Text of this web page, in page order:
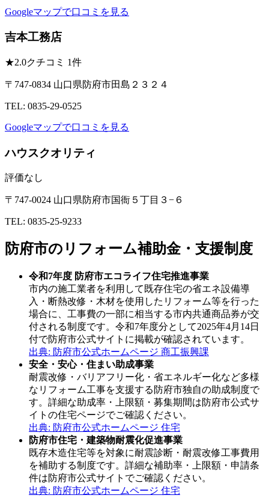
Googleマップで口コミを見る
吉本工務店
★2.0クチコミ 1件
〒747-0834 山口県防府市田島２３２４
TEL: 0835-29-0525
Googleマップで口コミを見る
ハウスクオリティ
評価なし
〒747-0024 山口県防府市国衙５丁目３−６
TEL: 0835-25-9233
防府市のリフォーム補助金・支援制度
令和7年度 防府市エコライフ住宅推進事業
市内の施工業者を利用して既存住宅の省エネ設備導
入・断熱改修・木材を使用したリフォーム等を行った
場合に、工事費の一部に相当する市内共通商品券が交
付される制度です。令和7年度分として2025年4月14日
付で防府市公式サイトに掲載が確認されています。
出典: 防府市公式ホームページ 商工振興課
安全・安心・住まい助成事業
耐震改修・バリアフリー化・省エネルギー化など多様
なリフォーム工事を支援する防府市独自の助成制度で
す。詳細な助成率・上限額・募集期間は防府市公式サ
イトの住宅ページでご確認ください。
出典: 防府市公式ホームページ 住宅
防府市住宅・建築物耐震化促進事業
既存木造住宅等を対象に耐震診断・耐震改修工事費用
を補助する制度です。詳細な補助率・上限額・申請条
件は防府市公式サイトでご確認ください。
出典: 防府市公式ホームページ 住宅